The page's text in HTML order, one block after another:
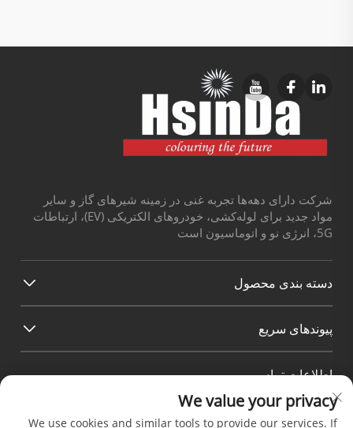
شرکت دارای دهه‌ها تجربه غنی در زمینه شیرهای گاز و سایر
مواد جدید برای لوله‌کشی، خودروهای الکتریکی (EV)، ارتباطات
5G، انرژی نو و اتوماسیون است
دسته بندی محصول
پیوند‌های سریع
اطلاعات تماس
Office add : شماره 38 خیابان هوآگنگ، منطقه جنوبی بندر
صنعتی مدرن چندو، پی‌سیان چندو سیچوان چین
We value your privacy
We use cookies and similar tools to provide our services. If